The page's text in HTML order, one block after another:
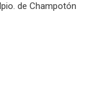
de Champotón